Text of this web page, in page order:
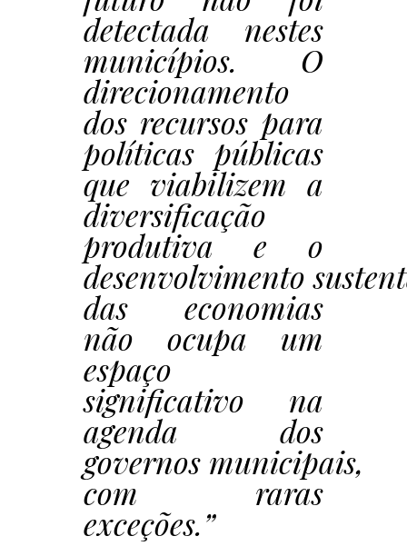
detectada nestes
municípios. O
direcionamento
dos recursos para
políticas públicas
que viabilizem a
diversificação
produtiva e o
desenvolvimento
das economias
não ocupa um
espaço
significativo na
agenda dos
governos municipais,
com raras
exceções.”